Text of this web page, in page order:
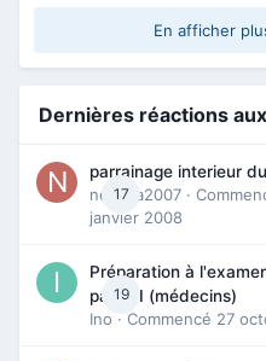
En afficher
Dernières réactions
17
parrainage interieur
nedjma2007 ·
janvier 2008
19
Préparation à
partie I (médecins)
Ino · Commencé 27